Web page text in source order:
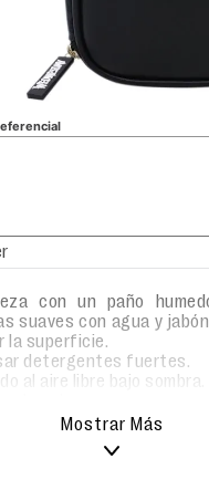
con un paño
suaves con agua y
la superficie.
detergentes fuertes.
al aire libre bajo sombra.
Mostrar Más